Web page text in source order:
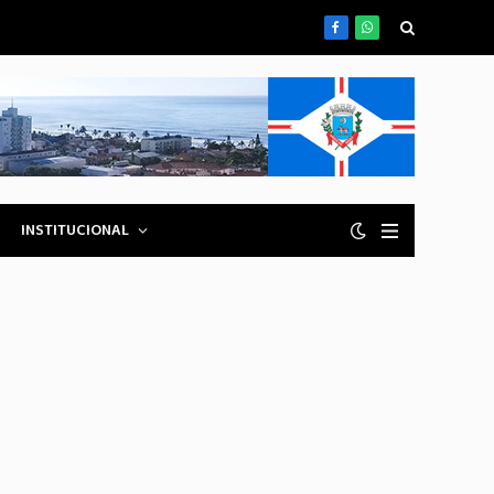
FacebookWhatsApp
INSTITUCIONAL